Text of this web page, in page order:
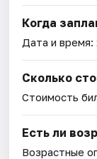
Когда
Дата и время:
Сколько
Стоимость
Есть ли
Возрастные